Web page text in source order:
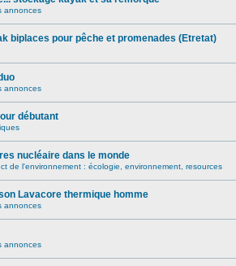
annonces
biplaces pour pêche et promenades (Etretat)
annonces
débutant
nucléaire dans le monde
de l'environnement : écologie, environnement, resources
Lavacore thermique homme
annonces
annonces